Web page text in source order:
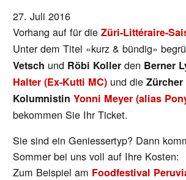
27. Juli 2016
Vorhang auf für dieZüri-Littéraire-
Unter dem Titel «kurz & bündig»
Vetsch und Röbi Kollerden Berner
Halter (Ex-Kutti MC) und die
KolumnistinYonni Meyer (alias
bekommen Sie Ihr Ticket.
Sie sind ein Geniessertyp? Dann
Sommer bei uns voll auf Ihre Kosten:
Zum Beispiel am Foodfestival